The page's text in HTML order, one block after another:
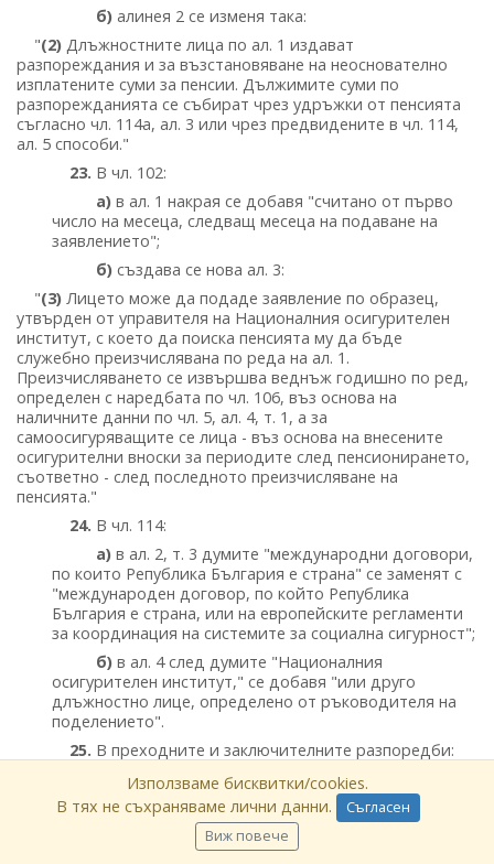
б) алинея 2 се изменя така:
"(2) Длъжностните лица по ал. 1 издават
разпореждания и за възстановяване на неоснователно
изплатените суми за пенсии. Дължимите суми по
разпорежданията се събират чрез удръжки от пенсията
съгласно чл. 114а, ал. 3 или чрез предвидените в чл. 114,
ал. 5 способи."
23. В чл. 102:
а) в ал. 1 накрая се добавя "считано от първо
число на месеца, следващ месеца на подаване на
заявлението";
б) създава се нова ал. 3:
"(3) Лицето може да подаде заявление по образец,
утвърден от управителя на Националния осигурителен
институт, с което да поиска пенсията му да бъде
служебно преизчислявана по реда на ал. 1.
Преизчисляването се извършва веднъж годишно по ред,
определен с наредбата по чл. 106, въз основа на
наличните данни по чл. 5, ал. 4, т. 1, а за
самоосигуряващите се лица - въз основа на внесените
осигурителни вноски за периодите след пенсионирането,
съответно - след последното преизчисляване на
пенсията."
24. В чл. 114:
а) в ал. 2, т. 3 думите "международни договори,
по които Република България е страна" се заменят с
"международен договор, по който Република
България е страна, или на европейските регламенти
за координация на системите за социална сигурност";
б) в ал. 4 след думите "Националния
осигурителен институт," се добавя "или друго
длъжностно лице, определено от ръководителя на
поделението".
25. В преходните и заключителните разпоредби:
в § 6 ал. 1 се изменя така:
(1) Максималният размер на получаваните една или
повече пенсии без добавките към тях от 1 януари 2019 г.
се определя в размер на 910 лв., а от 1 юли 2019 г., както и
Използваме бисквитки/cookies.
В тях не съхраняваме лични данни.
Съгласен
Виж повече